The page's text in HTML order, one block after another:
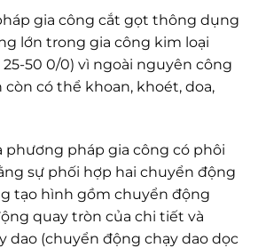
gia công cắt gọt thông dụng
lớn trong gia công kim loại
50 0/0) vì ngoài nguyên công
có thể khoan, khoét, doa,
phương pháp gia công có phôi
sự phối hợp hai chuyển động
tạo hình gồm chuyển động
quay tròn của chi tiết và
dao (chuyển động chạy dao dọc